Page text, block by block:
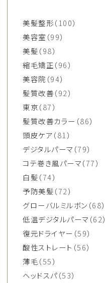
美髪整形（100）
美容室 （99）
美髪（98）
縮毛矯正（96）
美容院 （94）
髪質改善（92）
東京（87）
髪質改善カラー （86）
頭皮ケア（81）
デジタルパーマ （79）
コテ巻き風パーマ（77）
白髪（74）
予防美髪（72）
グローバルミルボン （68）
低温デジタルパーマ （62）
復元ドライヤー （59）
酸性ストレート （56）
薄毛（55）
ヘッドスパ（53）